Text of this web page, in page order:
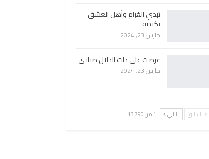
تبدي الغرام وأهل العشق
تكتمه
مارس 23, 2024
عرضت على ذات الدلال صبابتي
مارس 23, 2024
السابق التالي 1 من 13٬790